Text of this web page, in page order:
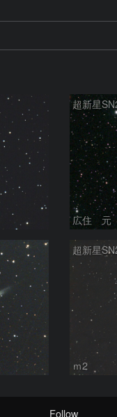
広住 元
ｍ2
Follow